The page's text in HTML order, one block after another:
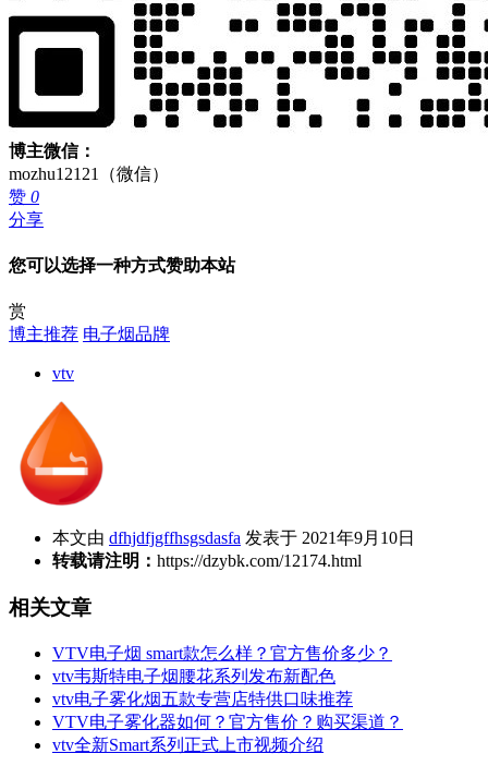
博主微信：
mozhu12121（微信）
赞 0
分享
您可以选择一种方式赞助本站
赏
博主推荐 电子烟品牌
vtv
本文由 dfhjdfjgffhsgsdasfa 发表于 2021年9月10日
转载请注明： https://dzybk.com/12174.html
相关文章
VTV电子烟 smart款怎么样？官方售价多少？
vtv韦斯特电子烟腰花系列发布新配色
vtv电子雾化烟五款专营店特供口味推荐
VTV电子雾化器如何？官方售价？购买渠道？
vtv全新Smart系列正式上市视频介绍